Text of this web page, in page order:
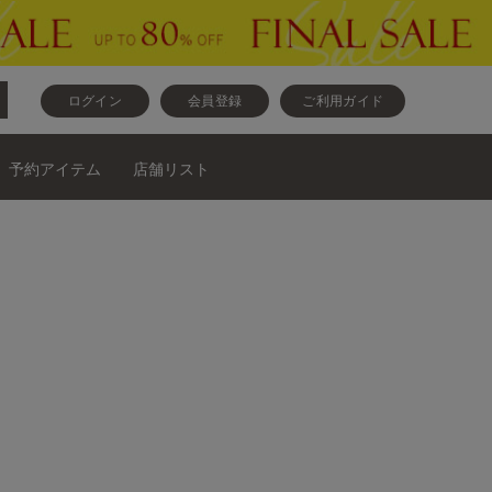
ログイン 会員登録 ご利用ガイド
予約アイテム 店舗リスト